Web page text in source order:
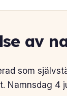
av
som
Namnsdag 4